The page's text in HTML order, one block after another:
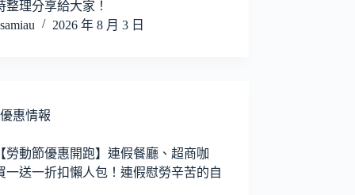
整理分享給大家！
samiau
2026 年 8 月 3 日
優惠情報
勞動節優惠開跑】連假餐廳、超商咖
一送一折扣懶人包！連假慰勞辛苦的自